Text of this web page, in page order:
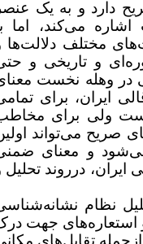
دارد و به یک عنصر
می‌کند، اما با
مختلف دلالت‌ها و
و تاریخی و حتی
وهله نخست معنای
ایران، برای تمامی
ولی برای مخاطب
صریح می‌تواند اولین
و معنای ضمنی
درروند تحلیل و
نظام نشانه‌شناسی
جهت درک
تقابل‌های مکانی